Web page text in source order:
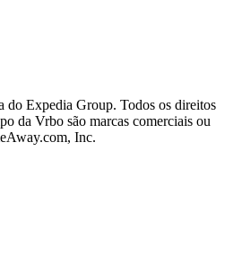
do Expedia Group. Todos os direitos
da Vrbo são marcas comerciais ou
Inc.